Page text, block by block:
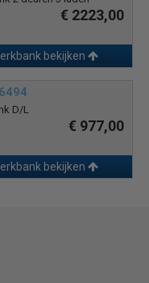
€ 2223,00
bekijken
D/L
€ 977,00
bekijken